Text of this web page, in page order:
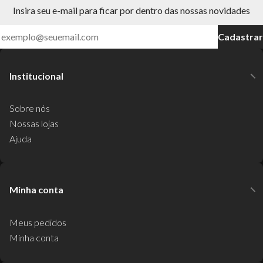
Insira seu e-mail para ficar por dentro das nossas novidades
Cadastrar
Institucional
Sobre nós
Nossas lojas
Ajuda
Minha conta
Meus pedidos
Minha conta